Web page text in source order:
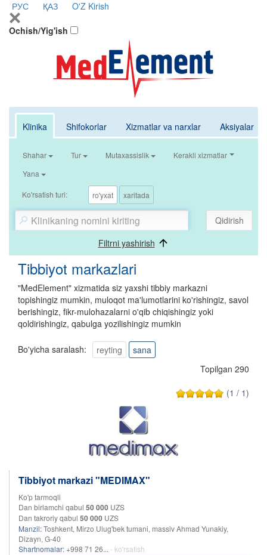
РУС ҚАЗ O'Z Kirish
Ochish/Yig'ish
Klinika Shifokorlar Xizmatlar va narxlar Aksiyalar
Shahar Tur Mutaxassislik
Kerakli xizmatlar
Yana
Ko'rsatish turi: ro'yxat xaritada
Qidirish
Filtrni yashirish
Tibbiyot markazlari
"MedElement" xizmatida siz yaxshi tibbiy markazni
topishingiz mumkin, muloqot ma'lumotlarini ko'rishingiz, savol
berishingiz, fikr-mulohazalarni o'qib chiqishingiz yoki
qoldirishingiz, qabulga yozilishingiz mumkin
Bo'yicha saralash: reyting
sana
Topilgan 290
(1 / 1)
Tibbiyot markazi "MEDIMAX"
Ko'p tarmoqli
Dan birlamchi qabul 50 000 UZS
Dan takroriy qabul 50 000 UZS
Manzil:Toshkent, Mirzo Ulug'bek tumani, massiv Ahmad Yunakiy,
Dizayn, G-40
Shartnomalar: +998 71 26... - ko'rsatish